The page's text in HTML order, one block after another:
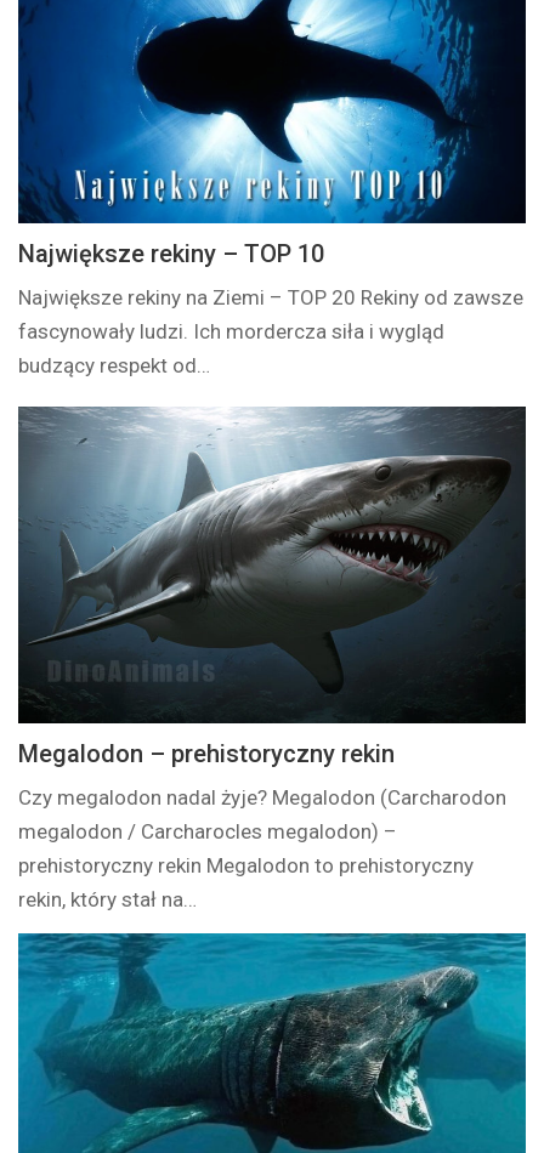
Największe rekiny – TOP 10
Największe rekiny na Ziemi – TOP 20 Rekiny od zawsze
fascynowały ludzi. Ich mordercza siła i wygląd
budzący respekt od…
Megalodon – prehistoryczny rekin
Czy megalodon nadal żyje? Megalodon (Carcharodon
megalodon / Carcharocles megalodon) –
prehistoryczny rekin Megalodon to prehistoryczny
rekin, który stał na…